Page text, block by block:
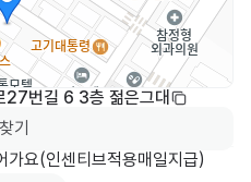
27번길 6 3층 젊은그대
기
가요(인센티브적용매일지급)